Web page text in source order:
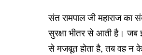
संत रामपाल जी महाराज का
सुरक्षा भीतर से आती है।
से मजबूत होता है, तब वह न